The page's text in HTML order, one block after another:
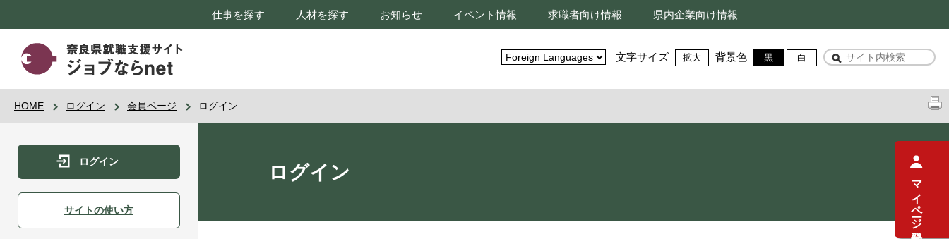
仕事を探す 人材を探す お知らせ イベント情報 求職者向け情報 県内企業向け情報
文字サイズ 拡大 背景色 黒 白
HOME ログイン 会員ページ ログイン
ログイン
サイトの使い方
ログイン
マイページ登録